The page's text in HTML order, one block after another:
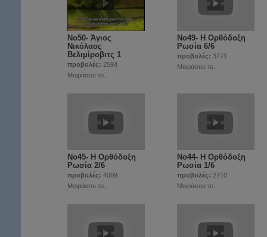
Νο50- Άγιος
Νικόλαος
Βελιμίροβιτς 1
προβολές: 2594
Μοιράσου το..
Νο49- Η Ορθόδοξη
Ρωσία 6/6
προβολές: 3771
Μοιράσου το..
Νο45- Η Ορθόδοξη
Ρωσία 2/6
προβολές: 4009
Μοιράσου το..
Νο44- Η Ορθόδοξη
Ρωσία 1/6
προβολές: 2710
Μοιράσου το..